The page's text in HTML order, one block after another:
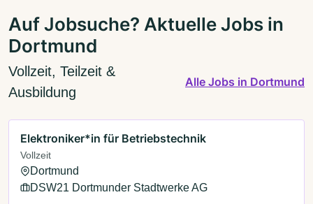
Auf Jobsuche? Aktuelle Jobs in
Dortmund
Vollzeit, Teilzeit &
Ausbildung
Alle Jobs in Dortmund
Elektroniker*in für Betriebstechnik
Vollzeit
Dortmund
DSW21 Dortmunder Stadtwerke AG